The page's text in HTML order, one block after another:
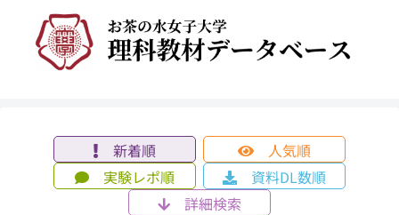
新着順
人気順
実験レポ順
資料DL数順
詳細検索